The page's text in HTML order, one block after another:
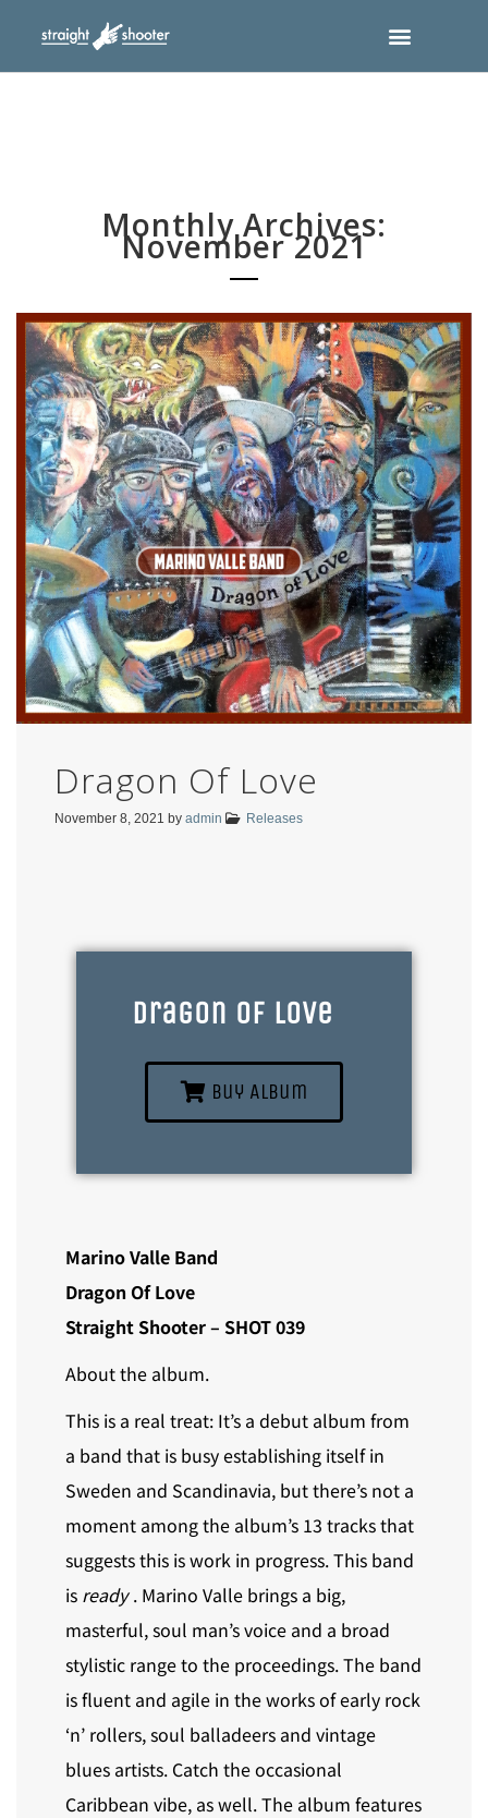
Monthly Archives:
November 2021
Dragon Of Love
November 8, 2021 by admin Releases
Dragon Of Love
Buy Album
Marino Valle Band
Dragon Of Love
Straight Shooter – SHOT 039
About the album.
This is a real treat: It’s a debut album from
a band that is busy establishing itself in
Sweden and Scandinavia, but there’s not a
moment among the album’s 13 tracks that
suggests this is work in progress. This band
is ready . Marino Valle brings a big,
masterful, soul man’s voice and a broad
stylistic range to the proceedings. The band
is fluent and agile in the works of early rock
‘n’ rollers, soul balladeers and vintage
blues artists. Catch the occasional
Caribbean vibe, as well. The album features